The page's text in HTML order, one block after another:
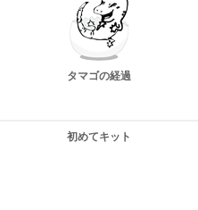
タマゴの経過
初めてキット